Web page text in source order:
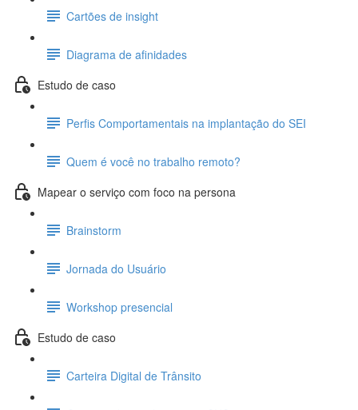
Cartões de insight
Diagrama de afinidades
Estudo de caso
Perfis Comportamentais na implantação do SEI
Quem é você no trabalho remoto?
Mapear o serviço com foco na persona
Brainstorm
Jornada do Usuário
Workshop presencial
Estudo de caso
Carteira Digital de Trânsito